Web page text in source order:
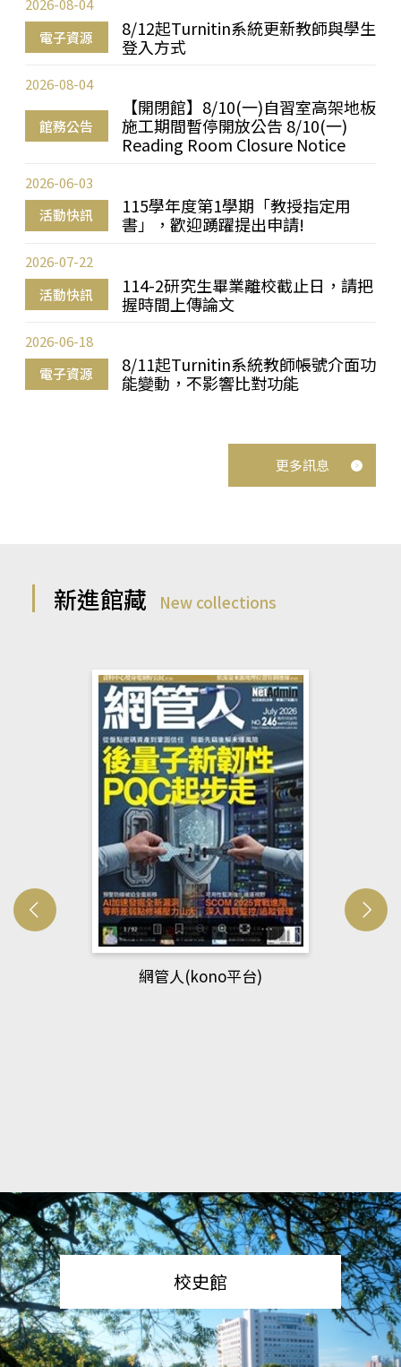
電子資源
8/12起Turnitin系統更新教師與學生
登入方式
2026-08-04
館務公告
【開閉館】8/10(一)自習室高架地板
施工期間暫停開放公告 8/10(一)
Reading Room Closure Notice
2026-08-04
活動快訊
115學年度第1學期「教授指定用
書」，歡迎踴躍提出申請!
2026-06-03
活動快訊
114-2研究生畢業離校截止日，請把
握時間上傳論文
2026-07-22
電子資源
8/11起Turnitin系統教師帳號介面功
能變動，不影響比對功能
2026-06-18
更多訊息
新進館藏 New collections
網管人(kono平台)
校史館